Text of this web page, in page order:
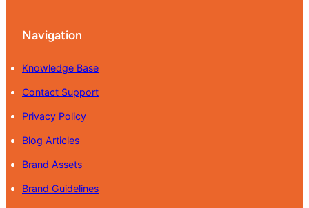
Navigation
Knowledge Base
Contact Support
Privacy Policy
Blog Articles
Brand Assets
Brand Guidelines